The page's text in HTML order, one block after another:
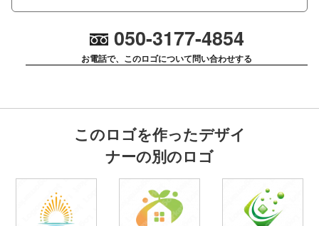
050-3177-4854
お電話で、このロゴについて問い合わせする
このロゴを作ったデザイ
ナーの別のロゴ